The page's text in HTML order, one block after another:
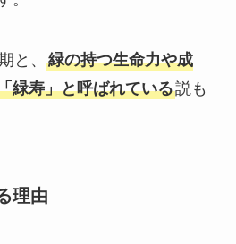
ー
と、 緑の持つ生命力や成
緑寿」と呼ばれている説も
理由